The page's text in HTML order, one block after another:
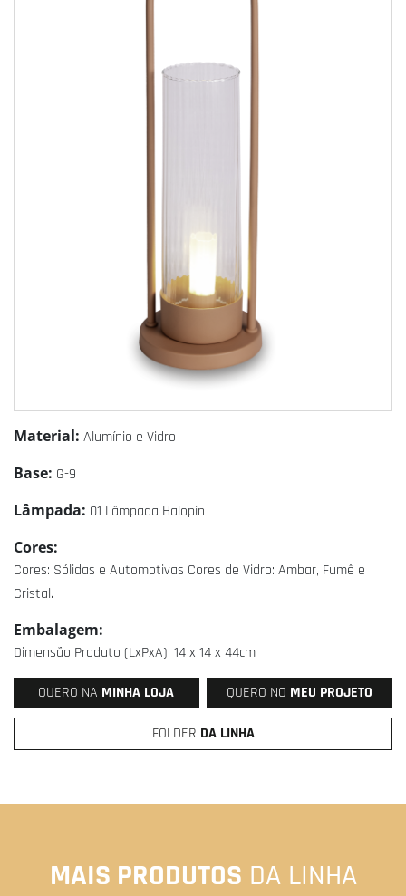
Material: Alumínio e Vidro
Base: G-9
Lâmpada: 01 Lâmpada Halopin
Cores:
Cores: Sólidas e Automotivas Cores de Vidro: Ambar, Fumê e
Cristal.
Embalagem:
Dimensão Produto (LxPxA): 14 x 14 x 44cm
QUERO NA MINHA LOJA QUERO NO MEU PROJETO
FOLDER DA LINHA
MAIS PRODUTOS DA LINHA